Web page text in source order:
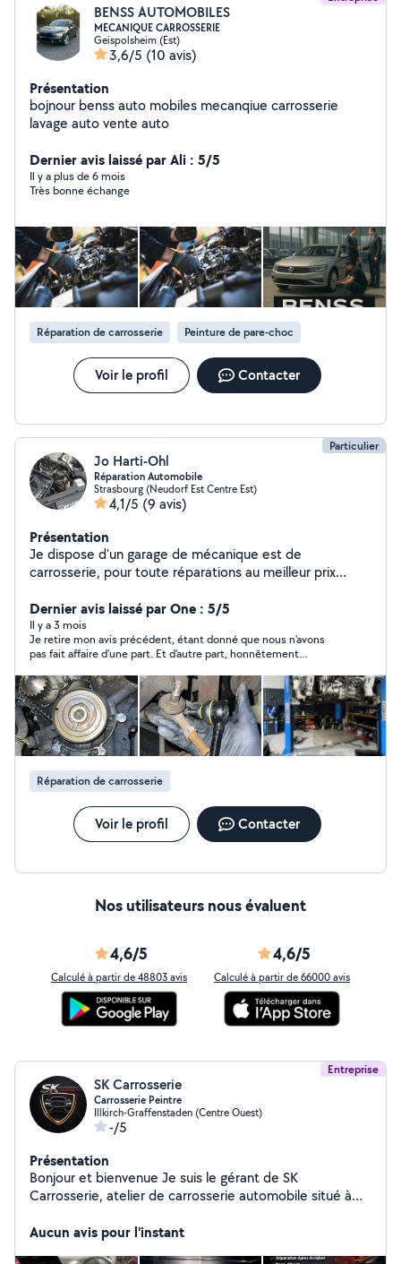
BENSS AUTOMOBILES
MECANIQUE CARROSSERIE
Geispolsheim (Est)
3,6/5 (10 avis)
Présentation
bojnour benss auto mobiles mecanqiue carrosserie
lavage auto vente auto
Dernier avis laissé par Ali : 5/5
Il y a plus de 6 mois
Très bonne échange
Réparation de carrosserie Peinture de pare-choc
Voir le profil Contacter
Particulier
Jo Harti-Ohl
Réparation Automobile
Strasbourg (Neudorf Est Centre Est)
4,1/5 (9 avis)
Présentation
Je dispose d'un garage de mécanique est de
carrosserie, pour toute réparations au meilleur prix
Dernier avis laissé par One : 5/5
Il y a 3 mois
Je retire mon avis précédent, étant donné que nous n'avons
pas fait affaire d'une part. Et d'autre part, honnêtement
bonne continuation.
Réparation de carrosserie
Voir le profil Contacter
Nos utilisateurs nous évaluent
4,6/5
Calculé à partir de 48803 avis
4,6/5
Calculé à partir de 66000 avis
Entreprise
SK Carrosserie
Carrosserie Peintre
Illkirch-Graffenstaden (Centre Ouest)
-/5
Présentation
Bonjour et bienvenue Je suis le gérant de SK
Carrosserie, atelier de carrosserie automobile situé à
travail bien fait, nous accompagnons nos clients pour
Aucun avis pour l'instant